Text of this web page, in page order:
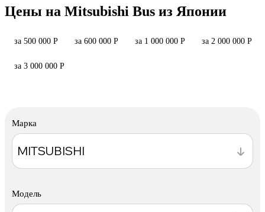
Цены на Mitsubishi Bus из Японии
за 500 000 Р за 600 000 Р за 1 000 000 Р за 2 000 000 Р
за 3 000 000 Р
Марка
Модель